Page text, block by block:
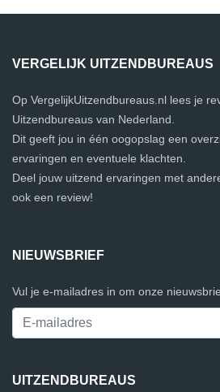
VERGELIJK UITZENDBUREAUS
Op VergelijkUitzendbureaus.nl lees je
Uitzendbureaus van Nederland.
Dit geeft jou in één oogopslag een
ervaringen en eventuele klachten.
Deel jouw uitzend ervaringen met
ook een review!
NIEUWSBRIEF
Vul je e-mailadres in om onze
UITZENDBUREAUS